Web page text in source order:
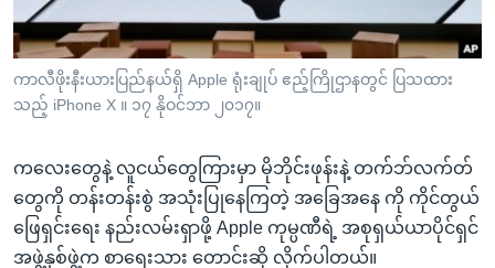
သို့
ကျော်
ကြည့်
ရန်
ရန်
နေရာ
သို့
ကျော်
ဗွီအိုအေ လူမှုကွန်ယက်များ
ကာလီဖိုးနီးယားပြည်နယ်ရှိ Apple ရုံးချုပ် ဧည့်ကြိုဌာနတွင် ပြသထား
သည့် iPhone X ။ ၁၇ နိုဝင်ဘာ ၂၀၁၇။
ကလေးတွေနဲ့ လူငယ်တွေကြားမှာ မိုဘိုင်းဖုန်းနဲ့ တက်ဘ်လက်တ်
တွေကို တန်းတန်းစွဲ အသုံးပြုနေကြတဲ့ အခြေအနေ ကို ကိုင်တွယ်
ဖြေရှင်းရေး နည်းလမ်းရှာဖို့ Apple ကုမ္ပဏီရဲ့ အစုရှယ်ယာပိုင်ရှင်
အဖွဲ့နှစ်ဖွဲ့က စာရေးသား တောင်းဆို လိုက်ပါတယ်။